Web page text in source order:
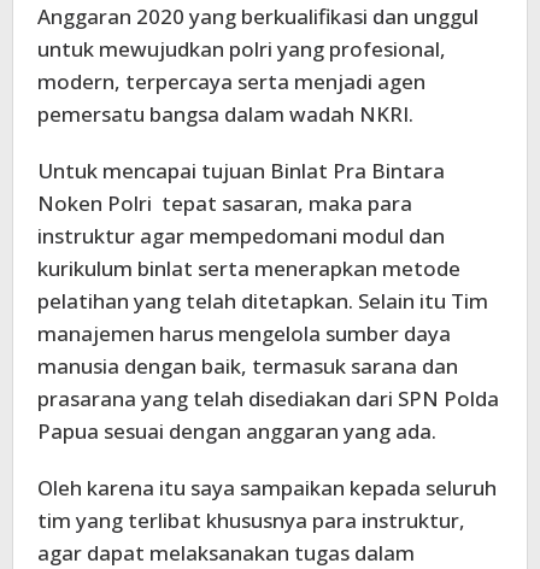
Anggaran 2020 yang berkualifikasi dan unggul
untuk mewujudkan polri yang profesional,
modern, terpercaya serta menjadi agen
pemersatu bangsa dalam wadah NKRI.
Untuk mencapai tujuan Binlat Pra Bintara
Noken Polri tepat sasaran, maka para
instruktur agar mempedomani modul dan
kurikulum binlat serta menerapkan metode
pelatihan yang telah ditetapkan. Selain itu Tim
manajemen harus mengelola sumber daya
manusia dengan baik, termasuk sarana dan
prasarana yang telah disediakan dari SPN Polda
Papua sesuai dengan anggaran yang ada.
Oleh karena itu saya sampaikan kepada seluruh
tim yang terlibat khususnya para instruktur,
agar dapat melaksanakan tugas dalam